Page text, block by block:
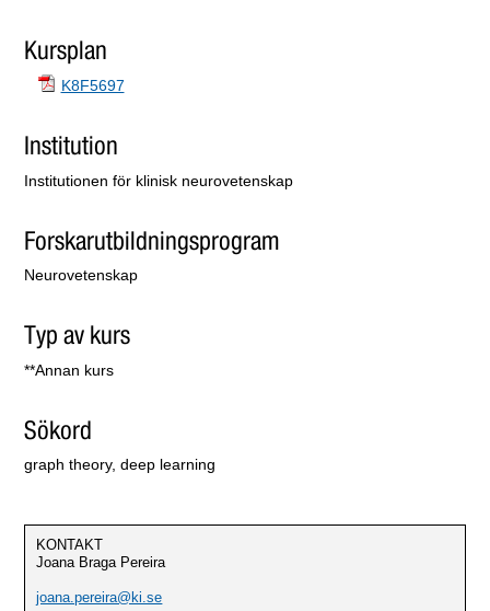
Kursplan
K8F5697
Institution
Institutionen för klinisk neurovetenskap
Forskarutbildningsprogram
Neurovetenskap
Typ av kurs
**Annan kurs
Sökord
graph theory, deep learning
KONTAKT
Joana Braga Pereira
joana.pereira@ki.se